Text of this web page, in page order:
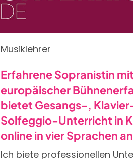
Musiklehrer
Erfahrene Sopranistin mit
europäischer
bietet Gesangs-,
Solfeggio-Unterricht in
online in vier Sprachen an
Ich biete professionellen